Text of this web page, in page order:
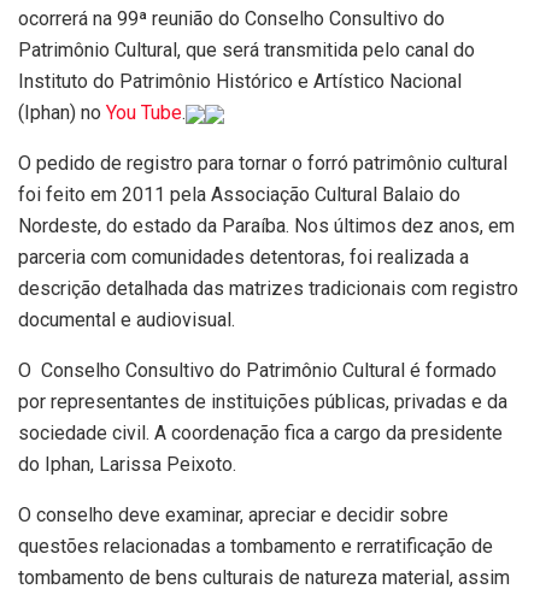
ocorrerá na 99ª reunião do Conselho Consultivo do
Patrimônio Cultural, que será transmitida pelo canal do
Instituto do Patrimônio Histórico e Artístico Nacional
(Iphan) no You Tube.
O pedido de registro para tornar o forró patrimônio cultural
foi feito em 2011 pela Associação Cultural Balaio do
Nordeste, do estado da Paraíba. Nos últimos dez anos, em
parceria com comunidades detentoras, foi realizada a
descrição detalhada das matrizes tradicionais com registro
documental e audiovisual.
O Conselho Consultivo do Patrimônio Cultural é formado
por representantes de instituições públicas, privadas e da
sociedade civil. A coordenação fica a cargo da presidente
do Iphan, Larissa Peixoto.
O conselho deve examinar, apreciar e decidir sobre
questões relacionadas a tombamento e rerratificação de
tombamento de bens culturais de natureza material, assim